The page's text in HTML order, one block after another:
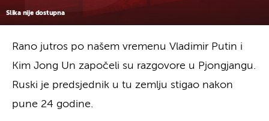
Slika nije dostupna
Rano jutros po našem vremenu Vladimir Putin i
Kim Jong Un započeli su razgovore u Pjongjangu.
Ruski je predsjednik u tu zemlju stigao nakon
pune 24 godine.